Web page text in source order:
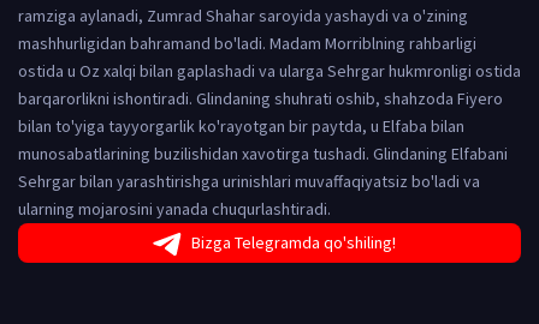
ramziga aylanadi, Zumrad Shahar saroyida yashaydi va o'zining
mashhurligidan bahramand bo'ladi. Madam Morriblning rahbarligi
ostida u Oz xalqi bilan gaplashadi va ularga Sehrgar hukmronligi ostida
barqarorlikni ishontiradi. Glindaning shuhrati oshib, shahzoda Fiyero
bilan to'yiga tayyorgarlik ko'rayotgan bir paytda, u Elfaba bilan
munosabatlarining buzilishidan xavotirga tushadi. Glindaning Elfabani
Sehrgar bilan yarashtirishga urinishlari muvaffaqiyatsiz bo'ladi va
ularning mojarosini yanada chuqurlashtiradi.
Bizga Telegramda qo'shiling!